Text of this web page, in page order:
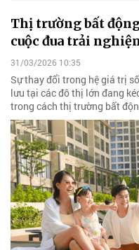
Thị trường bất
cuộc đua trải
31/03/2026 10:35
Sự thay đổi trong hệ giá trị
lưu tại các đô thị lớn đang
trong cách thị trường bất